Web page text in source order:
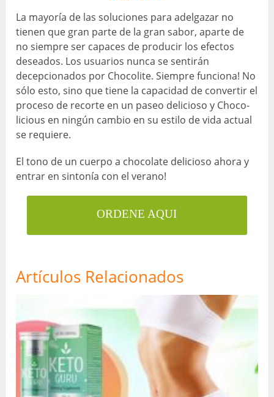
La mayoría de las soluciones para adelgazar no
tienen que gran parte de la gran sabor, aparte de
no siempre ser capaces de producir los efectos
deseados. Los usuarios nunca se sentirán
decepcionados por Chocolite. Siempre funciona! No
sólo esto, sino que tiene la capacidad de convertir el
proceso de recorte en un paseo delicioso y Choco-
licious en ningún cambio en su estilo de vida actual
se requiere.
El tono de un cuerpo a chocolate delicioso ahora y
entrar en sintonía con el verano!
ORDENE AQUI
Artículos Relacionados